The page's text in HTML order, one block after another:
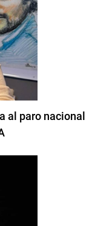
al paro nacional